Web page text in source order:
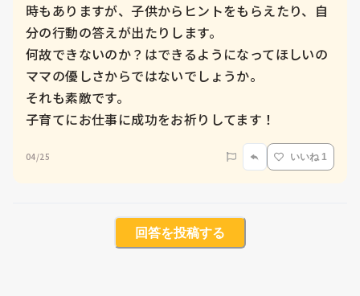
時もありますが、子供からヒントをもらえたり、自
分の行動の答えが出たりします。
何故できないのか？はできるようになってほしいの
ママの優しさからではないでしょうか。
それも素敵です。
子育てにお仕事に成功をお祈りしてます！
04/25 いいね 1
回答を投稿する